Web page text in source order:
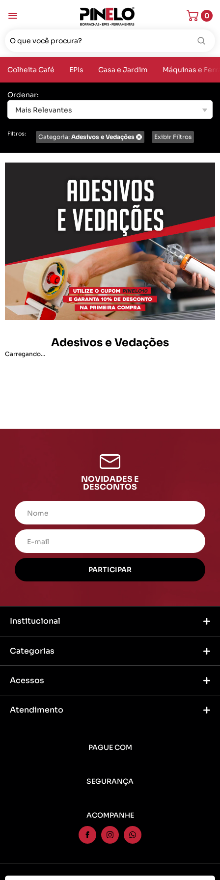
0
Colheita Café EPIs Casa e Jardim Máquinas e
Ordenar:
Mais Relevantes
Filtros: Categoria: Adesivos e Vedações Exibir Filtros
Adesivos e Vedações
Carregando...
NOVIDADES E
DESCONTOS
Institucional
Categorias
Acessos
Atendimento
PAGUE COM
SEGURANÇA
ACOMPANHE